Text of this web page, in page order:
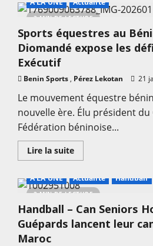
Ben
Handball
–
Seniors
Rwanda
2026
lice
pour
le
Bénin
3 MIN DE LECTURE
A LA UNE Actualité
Sports équestres au
Diomandé expose les
Exécutif
Benin Sports , Pérez Lekotan 21
Le mouvement équestre
nouvelle ère. Élu président
Fédération béninoise...
Lire la suiteEn
savoir
Sports
équestres
Bénin
Ahmed
2 MIN DE LECTURE
A LA UNE Actualité Handball
Handball – Can Seniors
Guépards lancent leur
Maroc